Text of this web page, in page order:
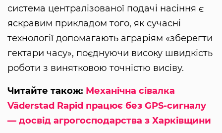
система централізованої подачі насіння є
яскравим прикладом того, як сучасні
технології допомагають аграріям «зберегти
гектари часу», поєднуючи високу швидкість
роботи з винятковою точністю висіву.
Читайте також: Механічна сівалка
Väderstad Rapid працює без GPS-сигналу
— досвід агрогосподарства з Харківщини